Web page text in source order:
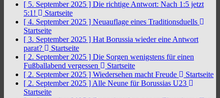
[ 5. September 2025 ] Die richtige Antwort: Nach 1:5 jetzt
5:1!
Startseite
[ 4. September 2025 ] Neuauflage eines Traditionsduells
Startseite
[ 3. September 2025 ] Hat Borussia wieder eine Antwort
parat?
Startseite
[ 2. September 2025 ] Die Sorgen wenigstens für einen
Fußballabend vergessen
Startseite
[ 2. September 2025 ] Wiedersehen macht Freude
Startseite
[ 2. September 2025 ] Alle Neune für Borussias U23
Startseite